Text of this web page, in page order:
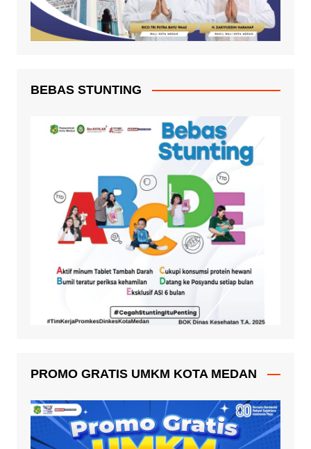
BEBAS STUNTING
PROMO GRATIS UMKM KOTA MEDAN